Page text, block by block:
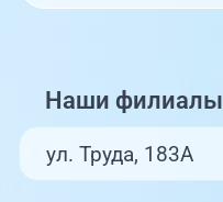
Наши филиалы
ул. Труда, 183А